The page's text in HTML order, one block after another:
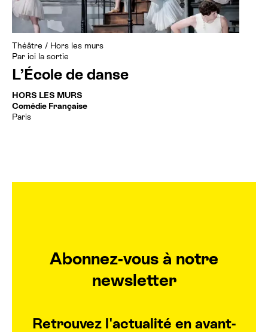
Billetterie cinéma
Rechercher
Théâtre / Hors les murs
Par ici la sortie
L’École de danse
HORS LES MURS
Comédie Française
Paris
Abonnez-vous à notre
newsletter
Retrouvez l'actualité en avant-